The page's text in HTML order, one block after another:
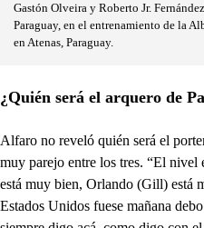
Gastón Olveira y Roberto Jr.
Paraguay, en el entrenamiento de la
en Atenas, Paraguay.
¿Quién será el arquero de
Alfaro no reveló quién será el
muy parejo entre los tres. “El
está muy bien, Orlando (Gill) está
Estados Unidos fuese mañana